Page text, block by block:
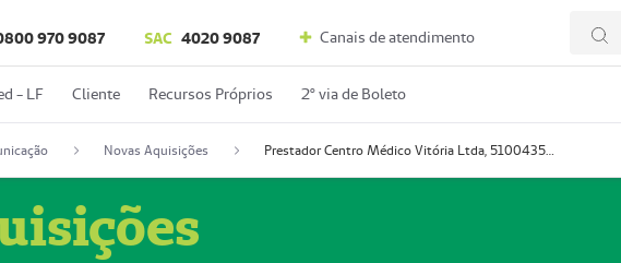
970 9087 SAC 4020 9087 Canais de atendimento
- LF Cliente Recursos Próprios 2º via de Boleto
Novas Aquisições Prestador Centro Médico Vitória Ltda, 51004350-4: Centro Médico Vitória Ltda (Nome Fantasia: Policlínica Master)